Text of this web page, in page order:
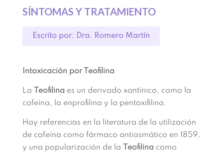
SÍNTOMAS Y TRATAMIENTO
Escrito por: Dra. Romero Martín
Intoxicación por Teofilina
La Teofilina es un derivado xantínico, como la
cafeína, la enprofilina y la pentoxifilina.
Hay referencias en la literatura de la utilización
de cafeína como fármaco antiasmático en 1859,
y una popularización de la
Teofilina como